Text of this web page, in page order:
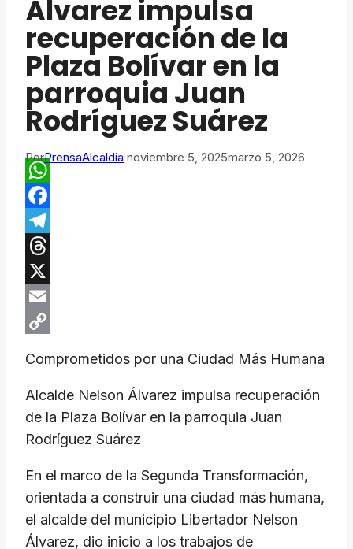
Álvarez impulsa
recuperación de la
Plaza Bolívar en la
parroquia Juan
Rodríguez Suárez
PorPrensaAlcaldia noviembre 5, 2025marzo 5, 2026
WhatsApp
Facebook
Telegram
Threads
X
Email
Comprometidos por una Ciudad Más Humana
Alcalde Nelson Álvarez impulsa recuperación
de la Plaza Bolívar en la parroquia Juan
Rodríguez Suárez
En el marco de la Segunda Transformación,
orientada a construir una ciudad más humana,
el alcalde del municipio Libertador Nelson
Álvarez, dio inicio a los trabajos de